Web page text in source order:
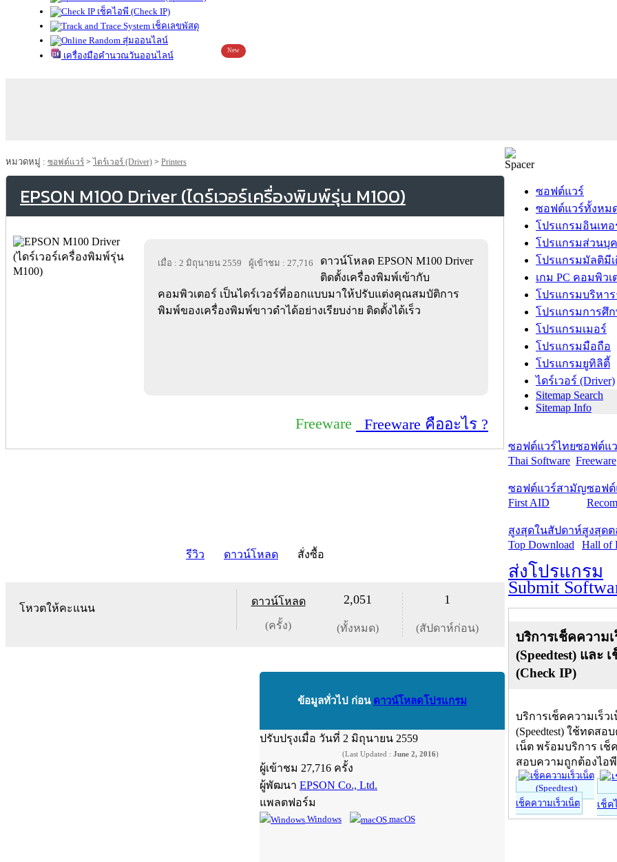
เช็คไอพี (Check IP)
เช็คเลขพัสดุ
สุ่มออนไลน์
เครื่องมือคำนวณวันออนไลน์
New
หมวดหมู่ : ซอฟต์แวร์ > ไดร์เวอร์ (Driver) > Printers
EPSON M100 Driver (ไดร์เวอร์เครื่องพิมพ์รุ่น M100)
เมื่อ : 2 มิถุนายน 2559 ผู้เข้าชม : 27,716
ดาวน์โหลด EPSON M100 Driver
ติดตั้งเครื่องพิมพ์เข้ากับ
คอมพิวเตอร์ เป็นไดร์เวอร์ที่ออกแบบมาให้ปรับแต่งคุณสมบัติการ
พิมพ์ของเครื่องพิมพ์ขาวดำได้อย่างเรียบง่าย ติดตั้งได้เร็ว
Freeware Freeware คืออะไร ?
รีวิว ดาวน์โหลด สั่งซื้อ
โหวตให้คะแนน
ดาวน์โหลด
(ครั้ง)
2,051
(ทั้งหมด)
1
(สัปดาห์ก่อน)
ข้อมูลทั่วไป ก่อน ดาวน์โหลดโปรแกรม
ปรับปรุงเมื่อ วันที่ 2 มิถุนายน 2559
(Last Updated : June 2, 2016)
ผู้เข้าชม 27,716 ครั้ง
ผู้พัฒนา EPSON Co., Ltd.
แพลตฟอร์ม
Windows macOS
ซอฟต์แวร์
ซอฟต์แวร์ทั้งหม
โปรแกรมอินเทอ
โปรแกรมส่วนบุ
โปรแกรมมัลติมีเ
เกม PC คอมพิวเ
โปรแกรมบริหา
โปรแกรมการศึ
โปรแกรมเมอร์
โปรแกรมมือถือ
โปรแกรมยูทิลิตี้
ไดร์เวอร์ (Driver)
Sitemap Search
Sitemap Info
ซอฟต์แวร์ไทย
Thai Software
ซอฟต์แ
Freeware
ซอฟต์แวร์สามัญ
First AID
ซอฟต์
สูงสุดในสัปดาห์
Top Download
สูงสุด
Hall of
ส่งโปรแกรม
Submit
บริการเช็คความเ
(Speedtest) และ
(Check IP)
บริการเช็คความเร็ว
(Speedtest) ใช้ทดสอ
เน็ต พร้อมบริการ เช็
สอบความถูกต้องไอ
เช็คความเร็วเน็ต เช็ค